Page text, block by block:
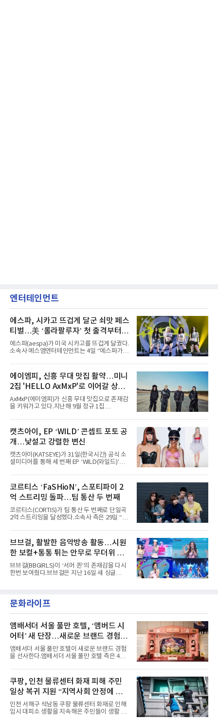
엔터테인먼트
에스파, 시카고 뜨겁게 달군 쇠맛 페스
티벌…美 ‘롤라팔루자’ 첫 출격부터
증명한 존재감
에스파(aespa)가 미국 시카고를 뜨겁게 달궜다.
소속사 에스엠엔터테인먼트는 4일 “에스파가
서 열린 ‘롤라팔루자 시카고’(Lollapalooza
Chicago)의 알리안츠 스테이지에 올랐다”며
“총 14곡으로 구성된 세트리스트를 선사, 데뷔 7
년 차다운 노련한 무대 매너와 파워풀한 에너지
로 현장의 분위기를 압도했다”고 밝혔다.1991
년 시작된 ‘롤라팔루자’는 8개 스테이지, 170여
팀의 아티스트와 40만 명 이상의 관객이 운집하
코르티스 등 K팝 스타들이 출연진 명단에 이름
을 올렸다.이날 에스파는
에이엠피, 신흥 무대 맛집 활약…미니
2집 'HELLO AxMxP'로 이어갈 상승
세
AxMxP(에이엠피)가 신흥 무대 맛집으로 존재감
을 키워가고 있다.지난해 9월 정규 1집
AxMxP는 데뷔 전부터 버스킹과 각종 페스티벌,
공연 무대에 오르며 실전 경험을 쌓아왔다.이들
은 소속사 패밀리 콘서트를 비롯해 '뷰티풀 민트
라이프 2025', '2025 부산국제록페스티벌' 등 대
형 무대에 잇달아 출연해 당찬 에너지와 풋풋한
매력으로 음악팬들의 눈도장을 찍었다.이후
AxMxP는 '카운트다운 판타지 2025-2026',
정적인 실력을 입증했고, 올해 '2026 어썸뮤직
페스티벌', '뷰티풀 민트 라이프 2026', '2026
캣츠아이, EP ‘WILD’ 콘셉트 포토 공
개…낯설고 강렬한 변신
캣츠아이(KATSEYE)가 31일(한국시간) 공식 소
셜미디어를 통해 세 번째 EP ‘WILD(와일드)’의
heart(와일드 하트)’라는 제목이 붙은 콘셉트 포
토에는 멤버들의 본능적이고 야성적인 면모가
강렬하게 담겼다. 짙은 아이섀도와 푸른빛·금빛·
붉은빛의 컬러 렌즈가 비현실적인 분위기를 자
아내고, 여러 원색이 불규칙하게 뒤섞인 멀티컬
러 헤어와 과감한 블루·블랙 립 메이크업이 낯설
고도 매혹적인 비주얼을 완성했다.스타일링 역
엣을 거침없이 결합했다. 멤버들은 각기 다른 개
성을 살린 스타일링을 선
코르티스 ‘FaSHioN’, 스포티파이 2
억 스트리밍 돌파…팀 통산 두 번째
코르티스(CORTIS)가 팀 통산 두 번째로 단일곡
2억 스트리밍을 달성했다.소속사 측은 29일 “코
벌 오디오·음원 스트리밍 플랫폼 스포티파이에
서 27일 자로 누적 재생 수 2억 회를 돌파했
다”고 밝혔다.곡이 발표된 지 약 10개월 만이다.
팀의 첫 번째 2억 스트리밍 곡은 동일 음반에 수
록된 ‘GO!’다. 이 노래는 공개 약 9개월 만인 지
난달 26일 자에 2억 고지를 밟았다. 이는 최근 5
년 내 데뷔한 보이그룹의 곡 중 최단기 2억 달성
했다. “내 티, 5 bucks 바지는, 만원” 등 멤버들
의 라이프 스타일
브브걸, 활발한 음악방송 활동…시원
한 보컬+통통 튀는 안무로 무더위 사
냥
브브걸(BBGIRLS)이 ‘서머 퀸’의 존재감을 다시
한번 보여줬다.브브걸은 지난 16일 새 싱글
MBC '쇼! 음악중심', SBS '인기가요' 등 주요 음
악방송 무대에 올라 화려한 퍼포먼스를 펼쳤다.
력을 앞세워 매 무대 색다른 볼거리를 선사했다.
특히 화사한 파스텔 톤의 비치웨어부터 청량한
마린룩, 햇살 아래 반짝이는 물결을 연상시키는
스커트, 강렬한 붉은 계열의 스타일링까지 각기
다른 매력을 선보였다. 브브걸은 다채로운 여름
패션을 완벽하게 소화하며 보
문화라이프
앰배서더 서울 풀만 호텔, ‘앰버드 시
어터’ 새 단장…새로운 브랜드 경험 선
사
앰배서더 서울 풀만 호텔이 새로운 브랜드 경험
을 선사한다.앰배서더 서울 풀만 호텔 측은 4일
이야기를 담은 인형 극장 콘셉트의 공간 ‘앰버드
시어터(Ambird Theater)’를 새롭게 선보인
다”고 밝혔다.앰배서더 서울 풀만 호텔은 로비
한편에 마련된 앰버드 존을 통해 앰버드의 세계
관을 소개해왔다. 앰버드 존은 앰버드가 우주여
행 중 수집한 다양한 굿즈를 전시한 '앰버드 플래
닛(Ambird Planet)과 계절별 플라워 연출로 사
쿠팡, 인천 물류센터 화재 피해 주민
일상 복귀 지원 “지역사회 안정에 총
력”
인천 서해구 석남동 쿠팡 물류센터 화재로 인해
임시 대피소 생활을 지속해온 주민들이 생활 터